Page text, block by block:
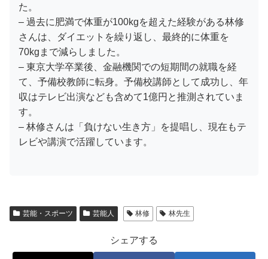
た。
– 過去に肥満で体重が100kgを超えた経験がある林修
さんは、ダイエットを繰り返し、最終的に体重を
70kgまで減らしました。
– 東京大学卒業後、金融機関での短期間の就職を経
て、予備校教師に転身。予備校講師として成功し、年
収はテレビ出演なども含めて1億円と推測されていま
す。
– 林修さんは「負けない生き方」を提唱し、現在もテ
レビや講演で活躍しています。
芸能・スポーツ 芸能人 林修 林先生
シェアする